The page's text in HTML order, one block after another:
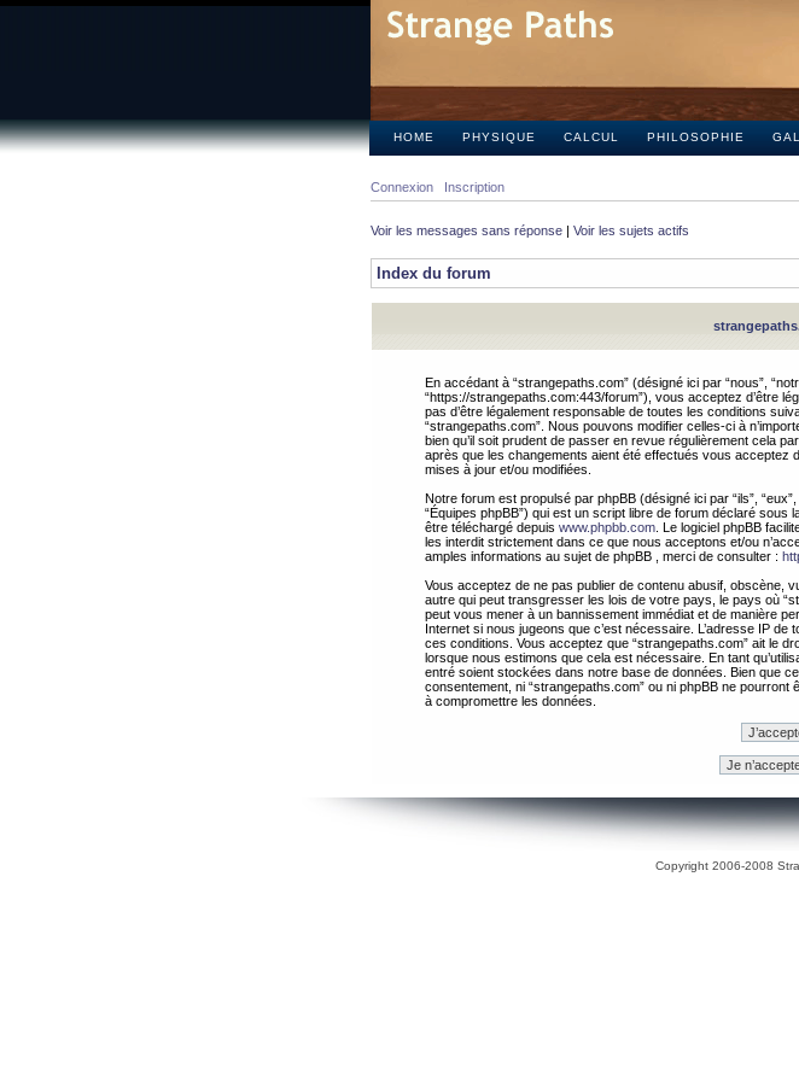
HOME PHYSIQUE CALCUL PHILOSOPHIE
Connexion Inscription
Voir les messages sans réponse | Voir les sujets actifs
Index du forum
En accédant à “strangepaths.com” (désigné ici par “nous”,
“https://strangepaths.com:443/forum”), vous acceptez d’être
pas d’être légalement responsable de toutes les conditions
“strangepaths.com”. Nous pouvons modifier celles-ci à
bien qu’il soit prudent de passer en revue régulièrement cela
après que les changements aient été effectués vous acceptez
mises à jour et/ou modifiées.
Notre forum est propulsé par phpBB (désigné ici par “ils”, “eux”,
“Équipes phpBB”) qui est un script libre de forum déclaré sous
être téléchargé depuis www.phpbb.com . Le logiciel phpBB
les interdit strictement dans ce que nous acceptons et/ou
amples informations au sujet de phpBB , merci de consulter :
Vous acceptez de ne pas publier de contenu abusif, obscène,
autre qui peut transgresser les lois de votre pays, le pays où
peut vous mener à un bannissement immédiat et de manière
Internet si nous jugeons que c’est nécessaire. L’adresse IP
ces conditions. Vous acceptez que “strangepaths.com” ait le
lorsque nous estimons que cela est nécessaire. En tant
entré soient stockées dans notre base de données. Bien que
consentement, ni “strangepaths.com” ou ni phpBB ne
à compromettre les données.
Copyright 2006-2008